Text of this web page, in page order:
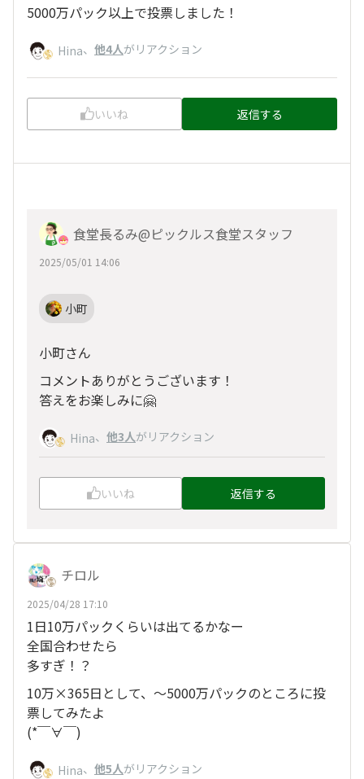
5000万パック以上で投票しました！
Hina、 他4人がリアクション
いいね 返信する
食堂長るみ@ピックルス食堂スタッフ
2025/05/01 14:06
小町
小町さん
コメントありがとうございます！
答えをお楽しみに🤗
Hina、 他3人がリアクション
いいね 返信する
チロル
2025/04/28 17:10
1日10万パックくらいは出てるかなー
全国合わせたら
多すぎ！？
10万×365日として、〜5000万パックのところに投
票してみたよ
(*￣∀￣)
Hina、 他5人がリアクション